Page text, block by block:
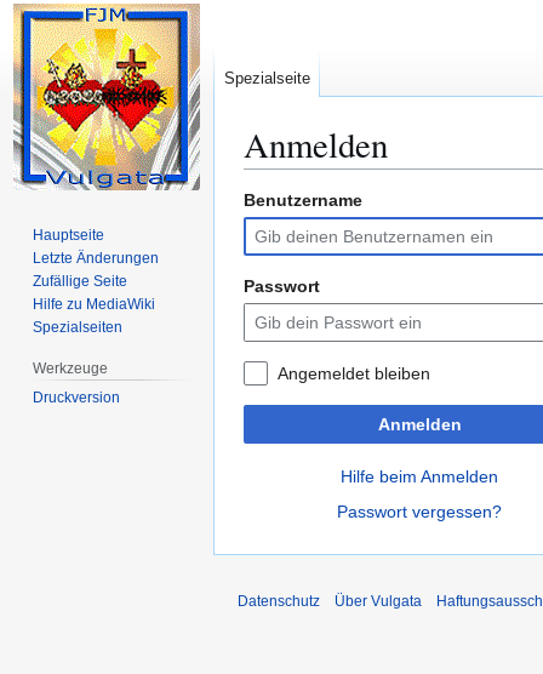
Anmelden
Zur
Navigation
springen
Zur
Suche
springen
Benutzername
Passwort
Angemeldet bleiben
Anmelden
Hilfe beim Anmelden
Passwort vergessen?
Spezialseite
Hauptseite
Letzte Änderungen
Zufällige Seite
Hilfe zu MediaWiki
Spezialseiten
Werkzeuge
Druckversion
Datenschutz Über Vulgata